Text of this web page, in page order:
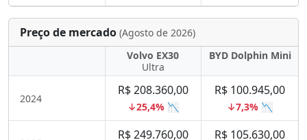
Preço de mercado (Agosto de 2026)
Volvo EX30
Ultra
BYD Dolphin Mini
2024
R$ 208.360,00
↓25,4% 📉
R$ 100.945,00
↓7,3% 📉
R$ 249.760,00 R$ 105.630,00